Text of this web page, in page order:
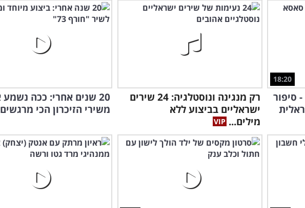
18:20
סיפור
רק מנגינה ונוסטלגיה: 24 שירים
ישראליים בביצוע ללא
מילים...
20 שנים אחרי: ככה
משירי הזיכרון הכי